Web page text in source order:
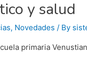
y salud
, Novedades / By
primaria